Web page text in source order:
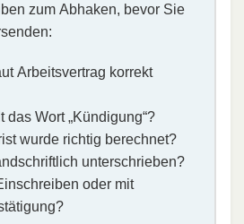
zum Abhaken, bevor Sie
Arbeitsvertrag korrekt
das Wort „Kündigung“?
wurde richtig berechnet?
unterschrieben?
oder mit